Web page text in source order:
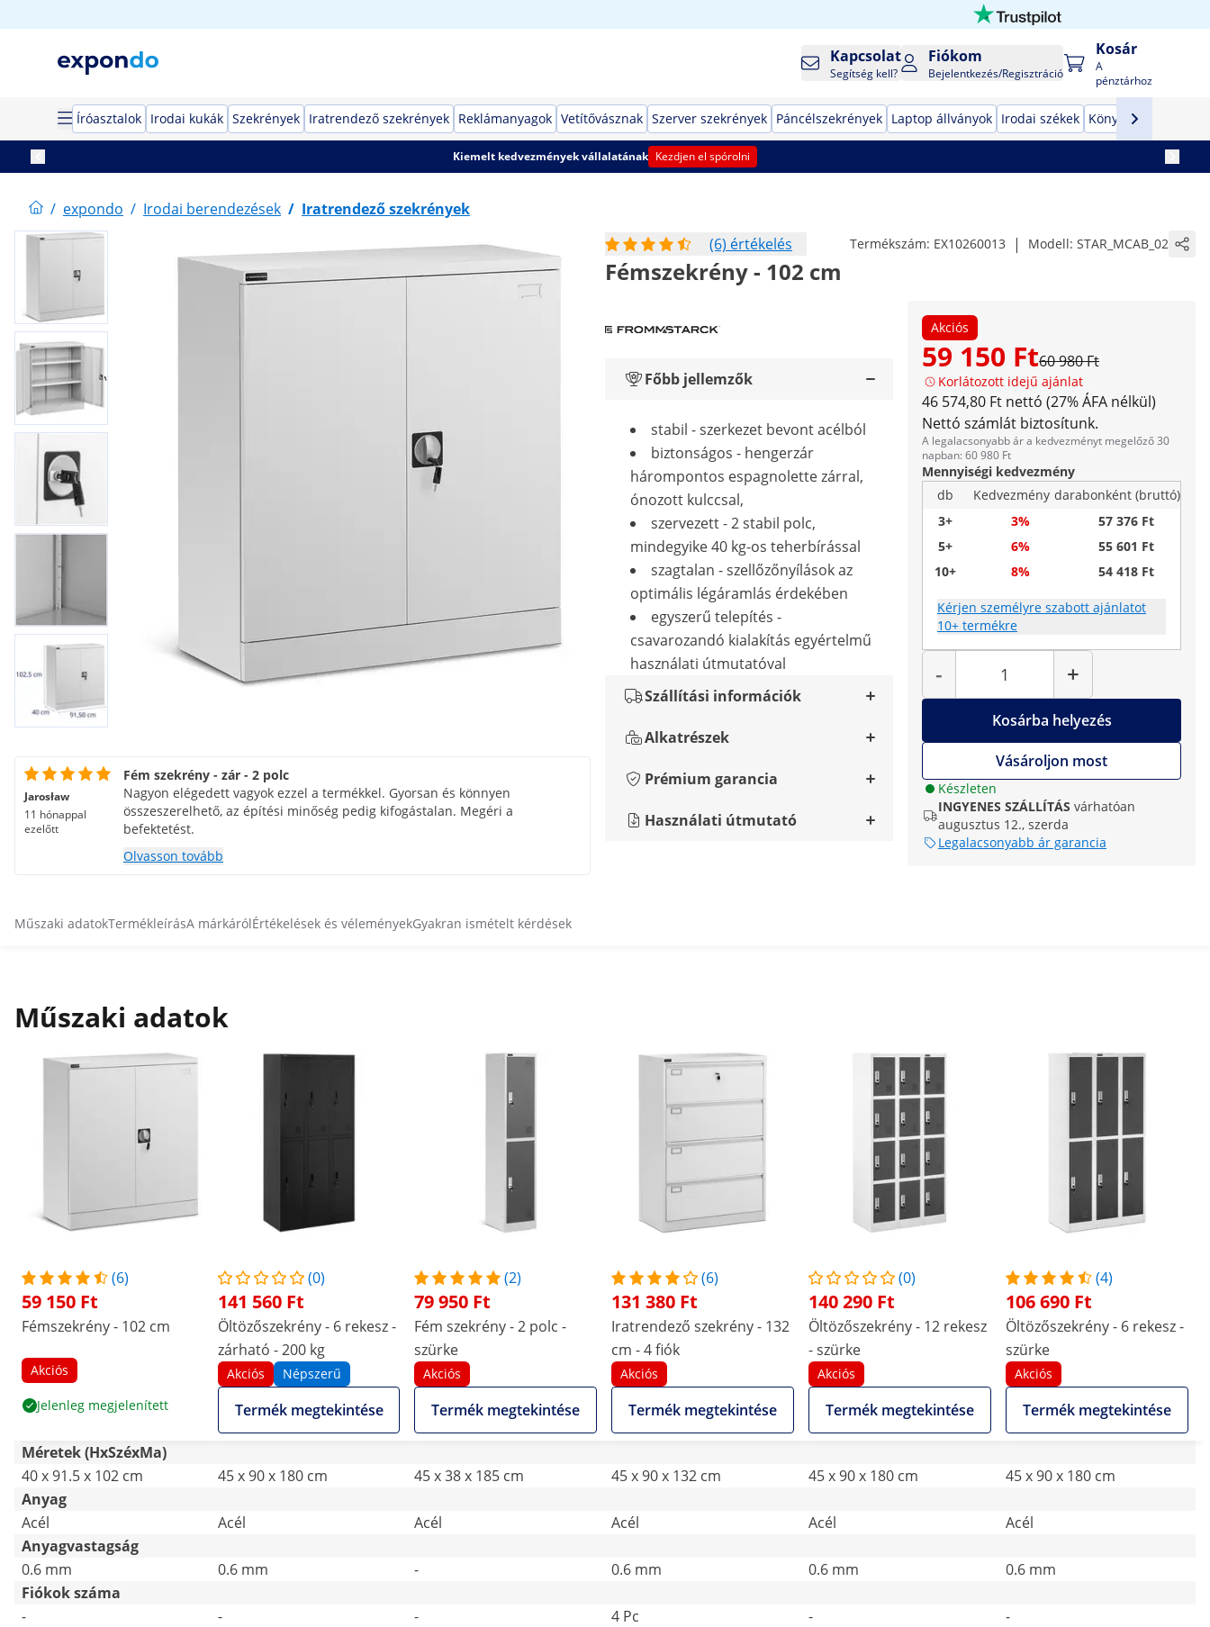
Kapcsolat
Segítség kell?
Fiókom
Bejelentkezés/Regisztráció
Kosár
A
pénztárhoz
Íróasztalok Irodai kukák Szekrények Iratrendező szekrények Reklámanyagok Vetítővásznak Szerver szekrények Páncélszekrények Laptop állványok Irodai székek Könyvespolcok
Kiemelt kedvezmények vállalatának Kezdjen el spórolni
/ expondo / Irodai berendezések / Iratrendező szekrények
(6) értékelés
Termékszám: EX10260013 | Modell: STAR_MCAB_02
Fémszekrény - 102 cm
Akciós
59 150 Ft60 980 Ft
Korlátozott idejű ajánlat
46 574,80 Ft nettó (27% ÁFA nélkül)
Nettó számlát biztosítunk.
A legalacsonyabb ár a kedvezményt megelőző 30
napban: 60 980 Ft
Mennyiségi kedvezmény
db
Kedvezmény darabonként (bruttó)
3+
3%
57 376 Ft
5+
6%
55 601 Ft
10+
8% 54 418 Ft
Kérjen személyre szabott ajánlatot
10+ termékre
-
Mennyiség
+
Kosárba helyezés
Vásároljon most
Készleten
INGYENES SZÁLLÍTÁS várhatóan
augusztus 12., szerda
Legalacsonyabb ár garancia
Főbb jellemzők
stabil - szerkezet bevont acélból
biztonságos - hengerzár
hárompontos espagnolette zárral,
ónozott kulccsal,
szervezett - 2 stabil polc,
mindegyike 40 kg-os teherbírással
szagtalan - szellőzőnyílások az
optimális légáramlás érdekében
egyszerű telepítés -
csavarozandó kialakítás egyértelmű
használati útmutatóval
Szállítási információk
Alkatrészek
Prémium garancia
Használati útmutató
Jarosław
11 hónappal
ezelőtt
Fém szekrény - zár - 2 polc
Nagyon elégedett vagyok ezzel a termékkel. Gyorsan és könnyen
összeszerelhető, az építési minőség pedig kifogástalan. Megéri a
befektetést.
Olvasson tovább
Műszaki adatokTermékleírásA márkárólÉrtékelések és véleményekGyakran ismételt kérdések
Műszaki adatok
(6)
59 150 Ft
Fémszekrény - 102 cm
Akciós
Jelenleg megjelenített
(0)
141 560 Ft
Öltözőszekrény - 6 rekesz -
zárható - 200 kg
Akciós Népszerű
Termék megtekintése
(2)
79 950 Ft
Fém szekrény - 2 polc -
szürke
Akciós
Termék megtekintése
(6)
131 380 Ft
Iratrendező szekrény - 132
cm - 4 fiók
Akciós
Termék megtekintése
(0)
140 290 Ft
Öltözőszekrény - 12 rekesz
- szürke
Akciós
Termék megtekintése
(4)
106 690 Ft
Öltözőszekrény - 6 rekesz -
szürke
Akciós
Termék megtekintése
Méretek (HxSzéxMa)
40 x 91.5 x 102 cm
45 x 90 x 180 cm 45 x 38 x 185 cm 45 x 90 x 132 cm 45 x 90 x 180 cm
45 x 90 x 180 cm
Anyag
Acél
Acél Acél Acél Acél
Acél
Anyagvastagság
0.6 mm
0.6 mm - 0.6 mm 0.6 mm
0.6 mm
Fiókok száma
-
- - 4 Pc -
-